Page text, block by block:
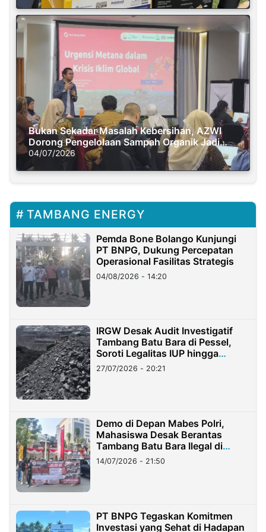
Bukan Sekadar Masalah Kebersihan, AZWI
Dorong Pengelolaan Sampah Organik Jadi
Solusi Krisis Iklim
04/07/2026
TAMBANG ENERGY
Pemda Bone Bolango Kunjungi
PT BNPG, Dukung Percepatan
Operasional Fasilitas Strategis
04/08/2026 - 14:20
IRGW Desak Audit Investigatif
Tambang Batu Bara di Pessel,
Soroti Legalitas IUP hingga
Stockpile
27/07/2026 - 20:21
Demo di Depan Mabes Polri,
Mahasiswa Desak Berantas
Tambang Batu Bara Ilegal di
Lampung
14/07/2026 - 21:50
PT BNPG Tegaskan Komitmen
Investasi yang Sehat di Hadapan